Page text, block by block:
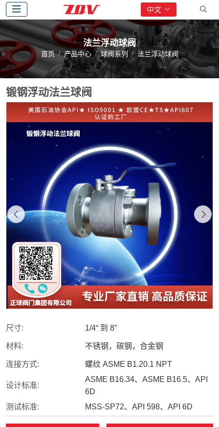
中文
法兰浮动球阀
首页 产品中心 球阀系列 法兰浮动球阀
锻钢浮动法兰球阀
尺寸: 1/4“ 到 8”
材料: 不锈钢，碳钢，合金钢
连接方式: 螺纹 ASME B1.20.1 NPT
设计标准:
ASME B16.34、ASME B16.5、API
6D
测试标准:
MSS-SP72、API 598、API 6D